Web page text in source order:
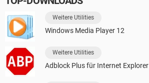
Weitere Utilities
Windows Media Player 12
Weitere Utilities
Adblock Plus für Internet Explorer